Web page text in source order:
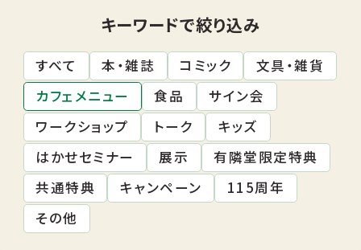
キーワードで絞り込み
すべて 本・雑誌 コミック
文具・雑貨
カフェメニュー
食品
サイン会
ワークショップ
トーク
キッズ
はかせセミナー
展示
有隣堂限定特典
共通特典
キャンペーン
115周年
その他